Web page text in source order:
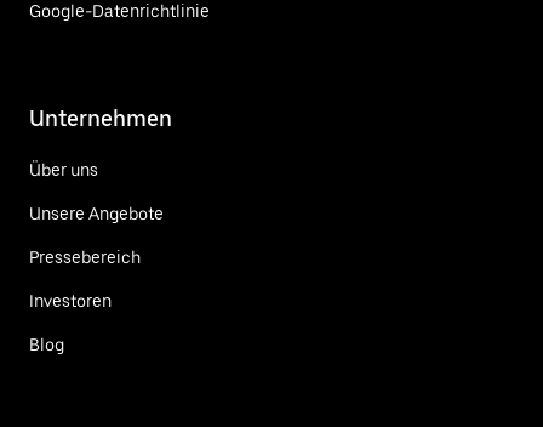
Google-Datenrichtlinie
Unternehmen
Über uns
Unsere Angebote
Pressebereich
Investoren
Blog